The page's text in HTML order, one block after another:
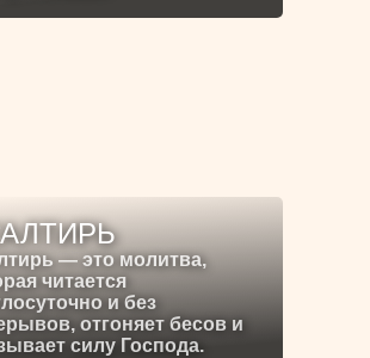
— это молитва,
читается
и без
отгоняет бесов и
силу Господа.